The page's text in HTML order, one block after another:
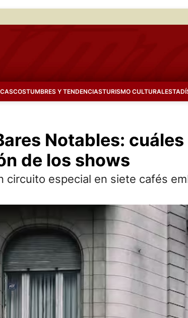
COSTUMBRES Y TENDENCIASTURISMO CULTURAL
Notables:
de los shows
circuito especial en siete cafés